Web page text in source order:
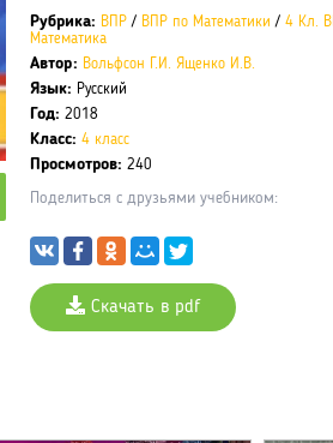
Рубрика: ВПР / ВПР по Математики / 4 Кл.
Математика
Автор: Вольфсон Г.И. Ященко И.В.
Язык: Русский
Год: 2018
Класс: 4 класс
Просмотров: 240
Поделиться с друзьями учебником:
Скачать в pdf